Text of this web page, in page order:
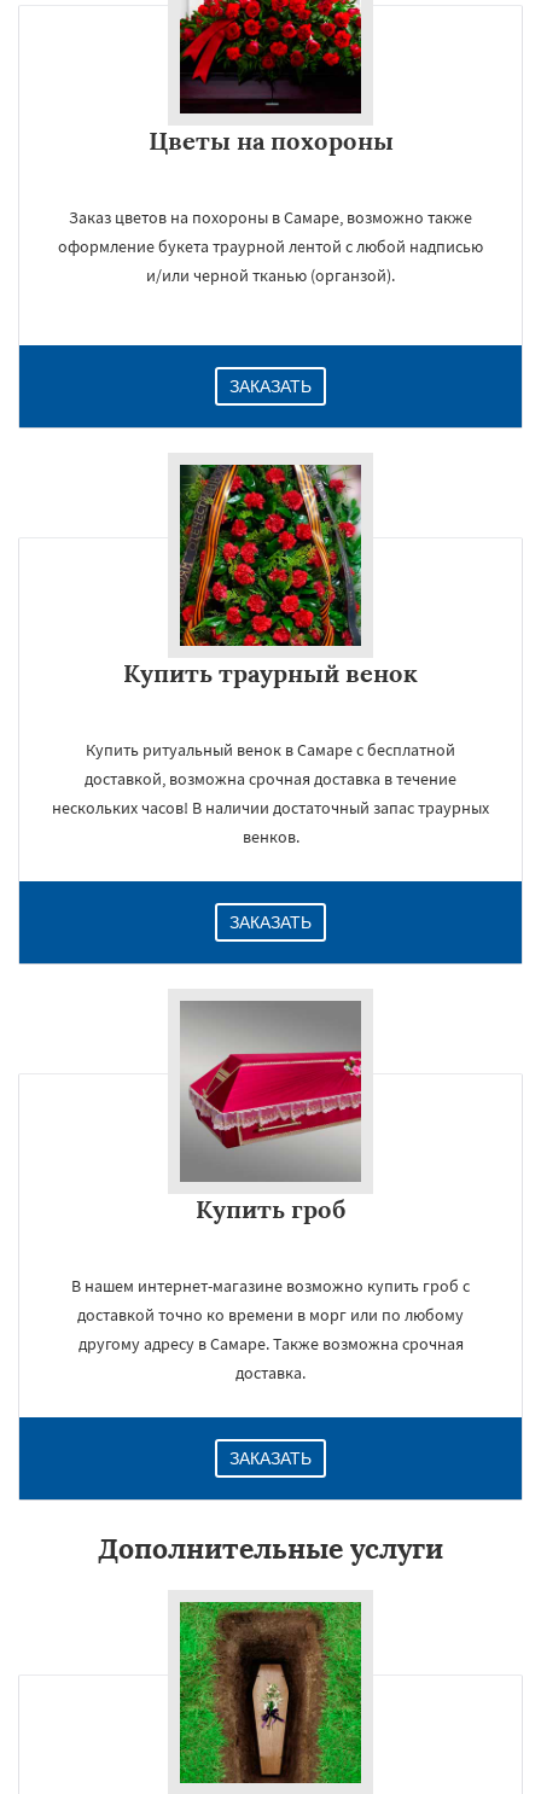
Цветы на похороны
Заказ цветов на похороны в Самаре, возможно также
оформление букета траурной лентой с любой надписью
и/или черной тканью (органзой).
ЗАКАЗАТЬ
Купить траурный венок
Купить ритуальный венок в Самаре с бесплатной
доставкой, возможна срочная доставка в течение
нескольких часов! В наличии достаточный запас траурных
венков.
ЗАКАЗАТЬ
Купить гроб
В нашем интернет-магазине возможно купить гроб с
доставкой точно ко времени в морг или по любому
другому адресу в Самаре. Также возможна срочная
доставка.
ЗАКАЗАТЬ
Дополнительные услуги